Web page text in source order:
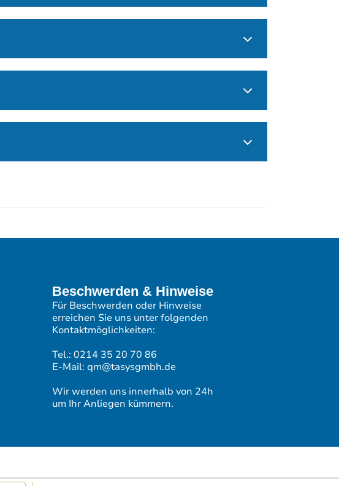
Beschwerden & Hinweise
Für Beschwerden oder Hinweise
erreichen Sie uns unter folgenden
Kontaktmöglichkeiten:
Tel.: 0214 35 20 70 86
E-Mail: qm@tasysgmbh.de
Wir werden uns innerhalb von 24h
um Ihr Anliegen kümmern.